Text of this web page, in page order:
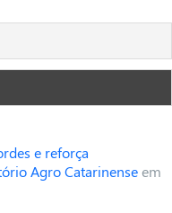
e reforça
Agro Catarinenseem